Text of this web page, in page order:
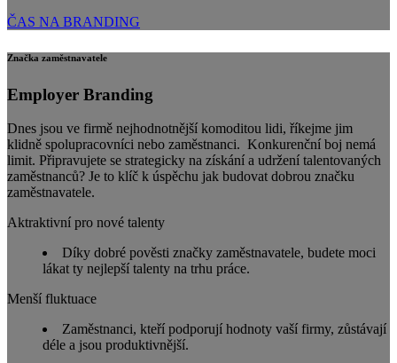
ČAS NA BRANDING
Značka zaměstnavatele
Employer Branding
Dnes jsou ve firmě nejhodnotnější komoditou lidi, říkejme jim
klidně spolupracovníci nebo zaměstnanci. Konkurenční boj nemá
limit. Připravujete se strategicky na získání a udržení talentovaných
zaměstnanců? Je to klíč k úspěchu jak budovat dobrou značku
zaměstnavatele.
Aktraktivní pro nové talenty
Díky dobré pověsti značky zaměstnavatele, budete moci
lákat ty nejlepší talenty na trhu práce.
Menší fluktuace
Zaměstnanci, kteří podporují hodnoty vaší firmy, zůstávají
déle a jsou produktivnější.